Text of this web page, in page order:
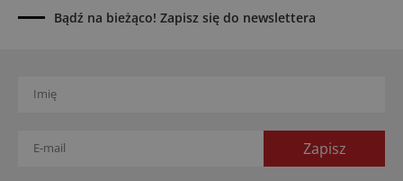
Rzepak hybrydowy: sposób na wyższą rentowność
01.08.2026
31.07.2026
Kukurydza w Polsce: aktualny stan plantacji
Bądź na bieżąco! Zapisz się do newslettera